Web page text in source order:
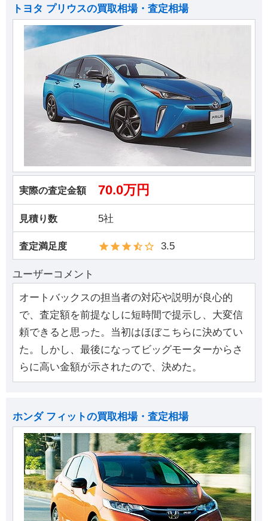
トヨタ プリウスの買取相場・査定相場
実際の査定金額 70.0万円
見積り数 5社
査定満足度 3.5
ユーザーコメント
オートバックスの担当者の対応や説明が良心的
で、査定額を前提なしに短時間で提示し、大変信
頼できると思った。当初はほぼこちらに決めてい
た。しかし、最後になってビッグモーターからさ
らに高い金額が示されたので、決めた。
ホンダ フィットの買取相場・査定相場